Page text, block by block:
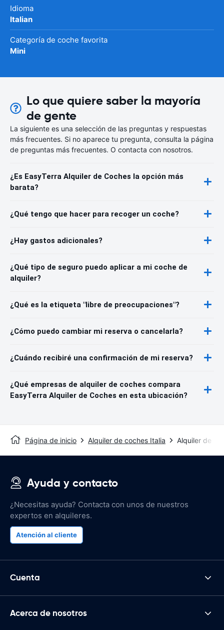
Idioma
Italian
Categoría de coche favorita
Mini
Lo que quiere saber la mayoría
de gente
La siguiente es una selección de las preguntas y respuestas
más frecuentes. Si no aparece tu pregunta, consulta la página
de preguntas más frecuentes. O contacta con nosotros.
¿Es EasyTerra Alquiler de Coches la opción más
barata?
¿Qué tengo que hacer para recoger un coche?
¿Hay gastos adicionales?
¿Qué tipo de seguro puedo aplicar a mi coche de
alquiler?
¿Qué es la etiqueta "libre de preocupaciones"?
¿Cómo puedo cambiar mi reserva o cancelarla?
¿Cuándo recibiré una confirmación de mi reserva?
¿Qué empresas de alquiler de coches compara
EasyTerra Alquiler de Coches en esta ubicación?
Página de inicio Alquiler de coches Italia Alquiler de
Ayuda y contacto
¿Necesitas ayuda? Contacta con unos de nuestros
expertos en alquileres.
Atención al cliente
Cuenta
Acerca de nosotros